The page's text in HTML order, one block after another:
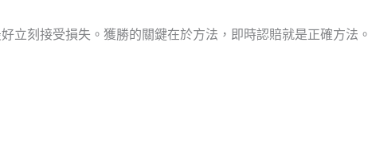
立刻接受損失。獲勝的關鍵在於方法，即時認賠就是正確方法。